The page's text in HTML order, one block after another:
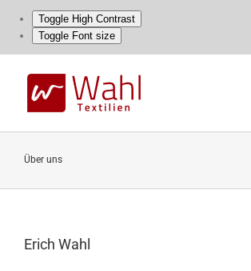
Toggle High Contrast
Toggle Font size
content
Über uns
Erich Wahl